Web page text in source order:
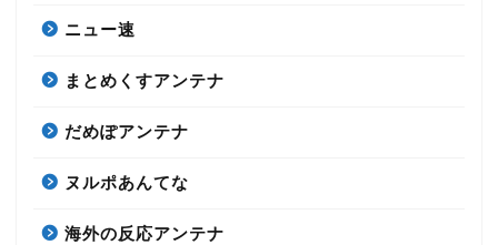
ニュー速
まとめくすアンテナ
だめぽアンテナ
ヌルポあんてな
海外の反応アンテナ